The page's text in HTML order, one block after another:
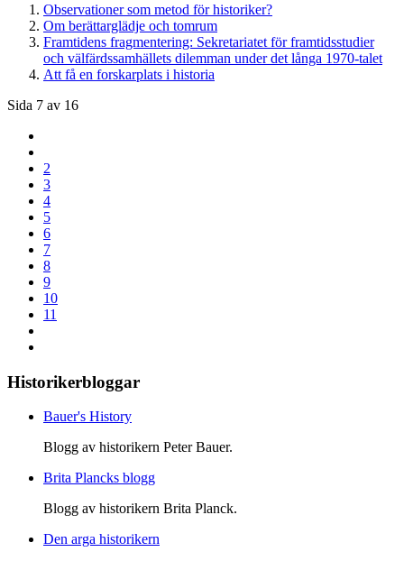
Observationer som metod för historiker?
Om berättarglädje och tomrum
Framtidens fragmentering: Sekretariatet för framtidsstudier
och välfärdssamhällets dilemman under det långa 1970-talet
Att få en forskarplats i historia
Sida 7 av 16
2
3
4
5
6
7
8
9
10
11
Historikerbloggar
Bauer's History
Blogg av historikern Peter Bauer.
Brita Plancks blogg
Blogg av historikern Brita Planck.
Den arga historikern